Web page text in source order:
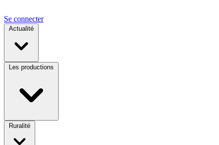
Se connecter
Actualité
Les productions
Ruralité